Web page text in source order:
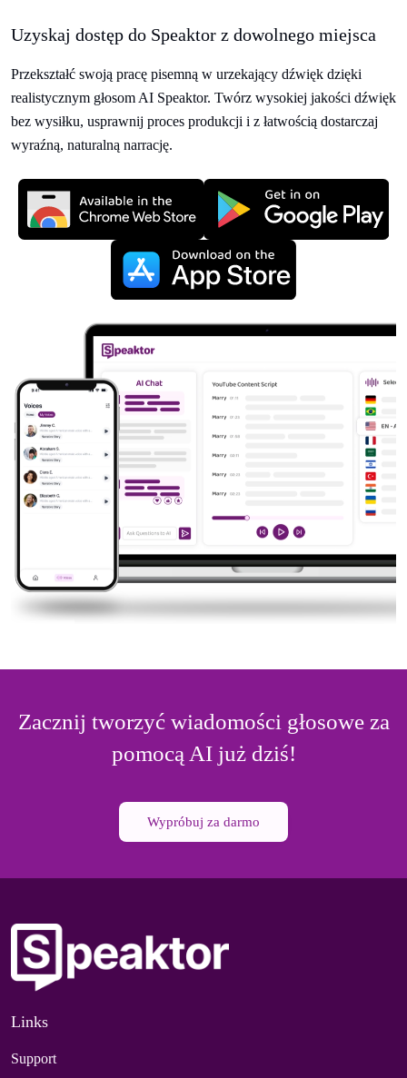
Uzyskaj dostęp do Speaktor z dowolnego miejsca
Przekształć swoją pracę pisemną w urzekający dźwięk dzięki
realistycznym głosom AI Speaktor. Twórz wysokiej jakości dźwięk
bez wysiłku, usprawnij proces produkcji i z łatwością dostarczaj
wyraźną, naturalną narrację.
Zacznij tworzyć wiadomości głosowe za
pomocą AI już dziś!
Wypróbuj za darmo
Links
Support